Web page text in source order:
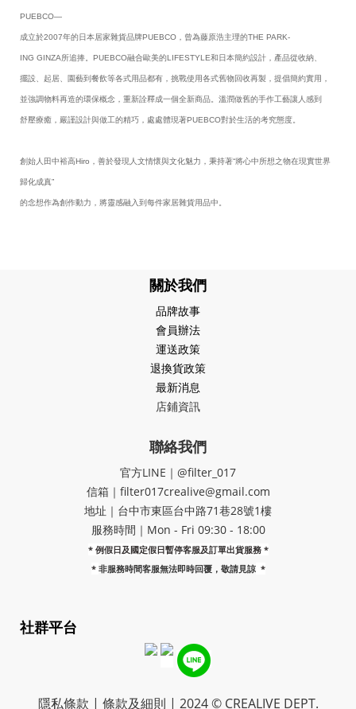
PUEBCO—
成立於2007年的日本居家雜貨品牌PUEBCO，曾為藤原浩主理的THE PARK-
ING GINZA所追捧。PUEBCO融合歐美的LIFESTYLE和日本簡約設計，產品從收納、
擺設、起居、園藝到餐飲等各式用品都有，挑戰使用各式舊物回收再製，提倡簡約實用，
並強調物料再造的環保概念，重新詮釋成一個全新商品。溫潤做舊的手作工藝讓人感到
舒壓療癒，嚴謹設計與做工的精巧，處處體現著PUEBCO對於生活的考究態度。
創始人田中裕高Hiro，善於發現人文情懷與文化魅力，秉持著“將心中所想之物在現實世界
歸化成真”
的念想作為創作動力，將靈感融入到每件家居雜貨用品中。
關於我們
品牌故事
會員辦法
運送政策
退換貨政策
最新消息
店鋪資訊
聯絡我們
官方LINE｜@filter_017
信箱｜filter017crealive@gmail.com
地址｜​台中市東區台中路71巷28號1樓
服務時間｜Mon - Fri 09:30 - 18:00
* 例假日及國定假日暫停客服及訂單出貨服務 *
* 非服務時間客服無法即時回覆，敬請見諒 *
社群平台
隱私條款 | 條款及細則 | 2024 © CREALIVE DEPT.